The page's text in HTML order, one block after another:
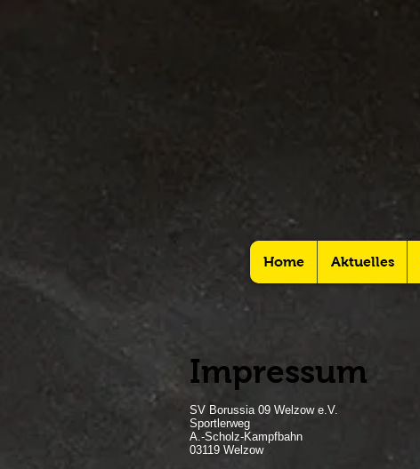
Home Aktuelles
Impressum
SV Borussia 09 Welzow e.V.
Sportlerweg
A.-Scholz-Kampfbahn
03119 Welzow